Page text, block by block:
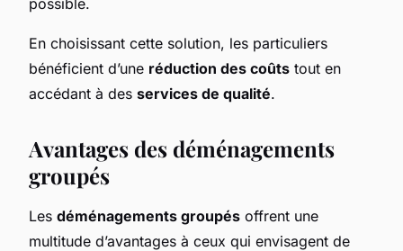
En choisissant cette solution, les particuliers
bénéficient d’une réduction des coûts tout en
accédant à des services de qualité.
Avantages des déménagements
groupés
Les déménagements groupés offrent une
multitude d’avantages à ceux qui envisagent de